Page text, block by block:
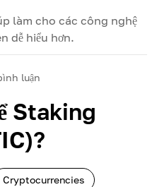
làm cho các công nghệ
dễ hiểu hơn.
luận
Staking
Cryptocurrencies